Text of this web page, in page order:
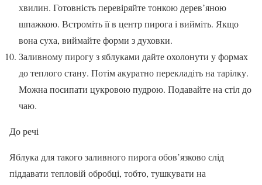
хвилин. Готовність перевіряйте тонкою дерев’яною
шпажкою. Встроміть її в центр пирога і вийміть. Якщо
вона суха, виймайте форми з духовки.
Заливному пирогу з яблуками дайте охолонути у формах
до теплого стану. Потім акуратно перекладіть на тарілку.
Можна посипати цукровою пудрою. Подавайте на стіл до
чаю.
До речі
Яблука для такого заливного пирога обов’язково слід
піддавати тепловій обробці, тобто, тушкувати на